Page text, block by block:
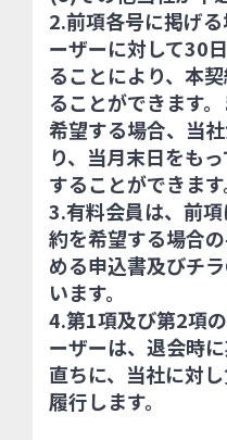
2.前項各号に掲げ
ーザーに対して30
ることにより、本
ることができます
希望する場合、当
り、当月末日をも
することができます
3.有料会員は、前
約を希望する場合
める申込書及びチ
います。
4.第1項及び第2項
ーザーは、退会時
直ちに、当社に対
履行します。